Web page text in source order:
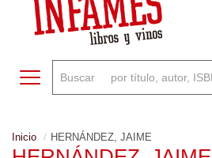
Toggle navigation
Inicio HERNÁNDEZ, JAIME